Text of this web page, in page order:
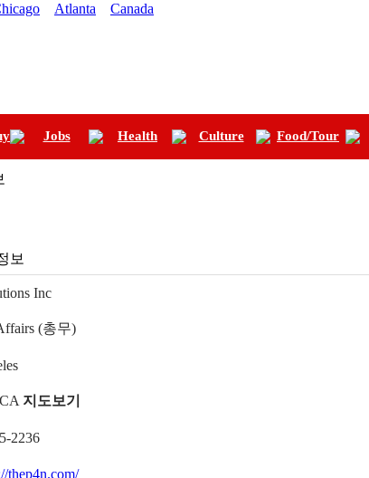
Atlanta Canada
Jobs Health Culture Food/Tour
Inc
(총무)
지도보기
2236
thep4n.com/